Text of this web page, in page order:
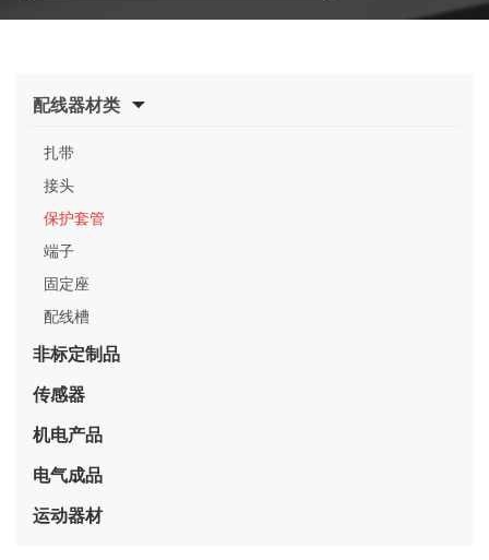
配线器材类
扎带
接头
保护套管
端子
固定座
配线槽
非标定制品
传感器
机电产品
电气成品
运动器材